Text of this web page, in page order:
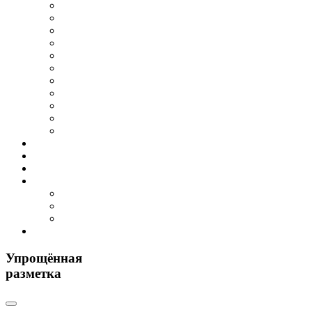
Упрощённая
разметка